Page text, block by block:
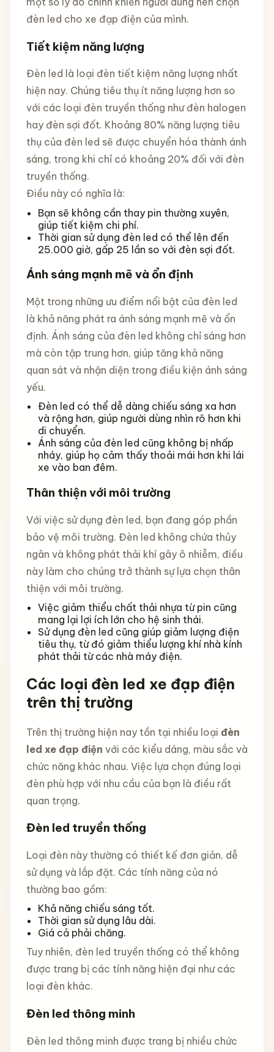
đèn led cho xe đạp điện của mình.
Tiết kiệm năng lượng
Đèn led là loại đèn tiết kiệm năng lượng nhất
hiện nay. Chúng tiêu thụ ít năng lượng hơn so
với các loại đèn truyền thống như đèn halogen
hay đèn sợi đốt. Khoảng 80% năng lượng tiêu
thụ của đèn led sẽ được chuyển hóa thành ánh
sáng, trong khi chỉ có khoảng 20% ​​đối với đèn
truyền thống.
Điều này có nghĩa là:
Bạn sẽ không cần thay pin thường xuyên,
giúp tiết kiệm chi phí.
Thời gian sử dụng đèn led có thể lên đến
25.000 giờ, gấp 25 lần so với đèn sợi đốt.
Ánh sáng mạnh mẽ và ổn định
Một trong những ưu điểm nổi bật của đèn led
là khả năng phát ra ánh sáng mạnh mẽ và ổn
định. Ánh sáng của đèn led không chỉ sáng hơn
mà còn tập trung hơn, giúp tăng khả năng
quan sát và nhận diện trong điều kiện ánh sáng
yếu.
Đèn led có thể dễ dàng chiếu sáng xa hơn
và rộng hơn, giúp người dùng nhìn rõ hơn khi
di chuyển.
Ánh sáng của đèn led cũng không bị nhấp
nháy, giúp họ cảm thấy thoải mái hơn khi lái
xe vào ban đêm.
Thân thiện với môi trường
Với việc sử dụng đèn led, bạn đang góp phần
bảo vệ môi trường. Đèn led không chứa thủy
ngân và không phát thải khí gây ô nhiễm, điều
này làm cho chúng trở thành sự lựa chọn thân
thiện với môi trường.
Việc giảm thiểu chất thải nhựa từ pin cũng
mang lại lợi ích lớn cho hệ sinh thái.
Sử dụng đèn led cũng giúp giảm lượng điện
tiêu thụ, từ đó giảm thiểu lượng khí nhà kính
phát thải từ các nhà máy điện.
Các loại đèn led xe đạp điện
trên thị trường
Trên thị trường hiện nay tồn tại nhiều loại đèn
led xe đạp điện với các kiểu dáng, màu sắc và
chức năng khác nhau. Việc lựa chọn đúng loại
đèn phù hợp với nhu cầu của bạn là điều rất
quan trọng.
Đèn led truyền thống
Loại đèn này thường có thiết kế đơn giản, dễ
sử dụng và lắp đặt. Các tính năng của nó
thường bao gồm:
Khả năng chiếu sáng tốt.
Thời gian sử dụng lâu dài.
Giá cả phải chăng.
Tuy nhiên, đèn led truyền thống có thể không
được trang bị các tính năng hiện đại như các
loại đèn khác.
Đèn led thông minh
Đèn led thông minh được trang bị nhiều chức